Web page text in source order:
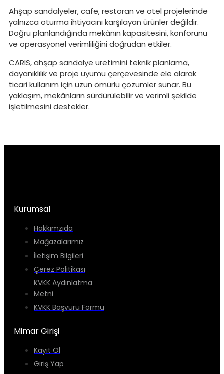
Ahşap sandalyeler, cafe, restoran ve otel projelerinde
yalnızca oturma ihtiyacını karşılayan ürünler değildir.
Doğru planlandığında mekânın kapasitesini, konforunu
ve operasyonel verimliliğini doğrudan etkiler.
CARIS, ahşap sandalye üretimini teknik planlama,
dayanıklılık ve proje uyumu çerçevesinde ele alarak
ticari kullanım için uzun ömürlü çözümler sunar. Bu
yaklaşım, mekânların sürdürülebilir ve verimli şekilde
işletilmesini destekler.
Kurumsal
Hakkımzıda
Mağazalarımız
İletişim Bilgileri
Çerez Politikası
KVKK Aydınlatma
Metni
KVKK Başvuru Formu
Mimar Girişi
Kayıt Ol
Giriş Yap